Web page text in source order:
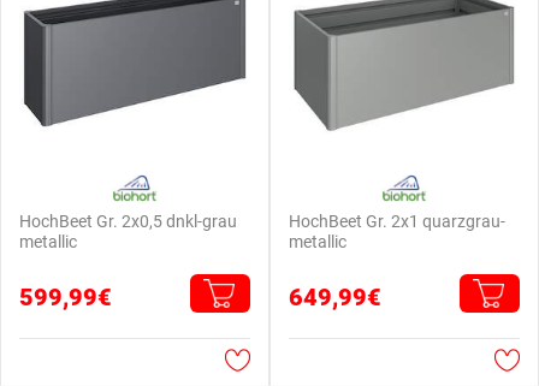
HochBeet Gr. 2x0,5 dnkl-grau
metallic
599,99€
HochBeet Gr. 2x1 quarzgrau-
metallic
649,99€